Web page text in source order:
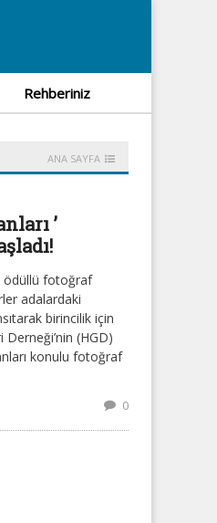
Rehberiniz
ANA SAYFA
’
ödüllü fotoğraf
adalardaki
birincilik için
Derneği’nin (HGD)
konulu fotoğraf
0